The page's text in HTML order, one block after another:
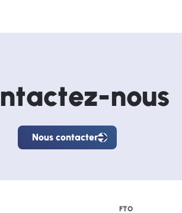
nous
Nous
contacter
Nous contacter
FTO